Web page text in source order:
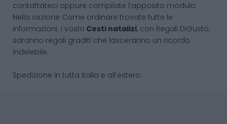
contattateci oppure compilate l’apposito modulo.
Nella sezione Come ordinare trovate tutte le
informazioni. I vostri Cesti natalizi, con Regali DiGusto,
saranno regali graditi che lasceranno un ricordo
indelebile.
Spedizione in tutta Italia e all’estero.